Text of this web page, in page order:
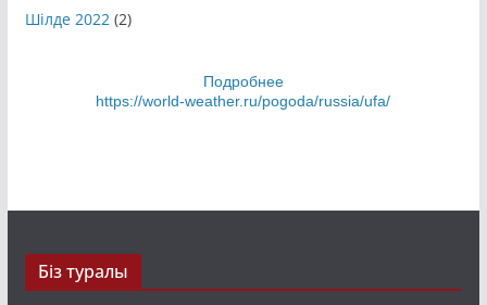
Шілде 2022(2)
Подробнее
https://world-weather.ru/pogoda/russia/ufa/
Біз туралы